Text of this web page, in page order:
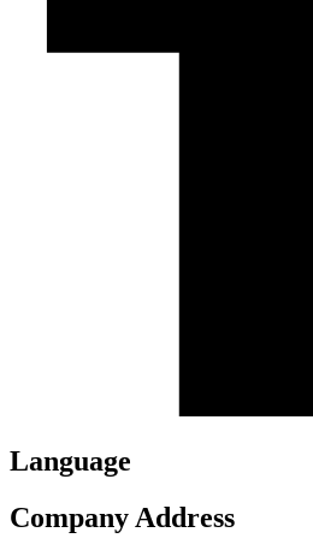
Language
Company Address